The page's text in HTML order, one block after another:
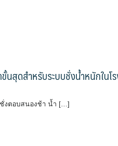
ขั้นสุดสำหรับระบบชั่งน้ำหนักใน
งตอบสนองช้า น้ำ […]